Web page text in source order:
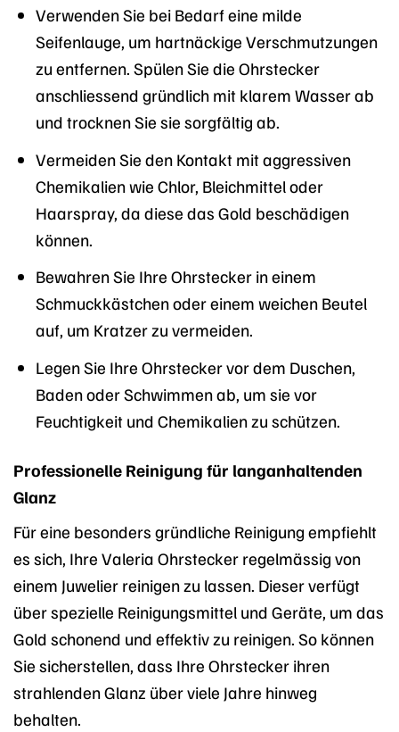
Verwenden Sie bei Bedarf eine milde
Seifenlauge, um hartnäckige Verschmutzungen
zu entfernen. Spülen Sie die Ohrstecker
anschliessend gründlich mit klarem Wasser ab
und trocknen Sie sie sorgfältig ab.
Vermeiden Sie den Kontakt mit aggressiven
Chemikalien wie Chlor, Bleichmittel oder
Haarspray, da diese das Gold beschädigen
können.
Bewahren Sie Ihre Ohrstecker in einem
Schmuckkästchen oder einem weichen Beutel
auf, um Kratzer zu vermeiden.
Legen Sie Ihre Ohrstecker vor dem Duschen,
Baden oder Schwimmen ab, um sie vor
Feuchtigkeit und Chemikalien zu schützen.
Professionelle Reinigung für langanhaltenden
Glanz
Für eine besonders gründliche Reinigung empfiehlt
es sich, Ihre Valeria Ohrstecker regelmässig von
einem Juwelier reinigen zu lassen. Dieser verfügt
über spezielle Reinigungsmittel und Geräte, um das
Gold schonend und effektiv zu reinigen. So können
Sie sicherstellen, dass Ihre Ohrstecker ihren
strahlenden Glanz über viele Jahre hinweg
behalten.